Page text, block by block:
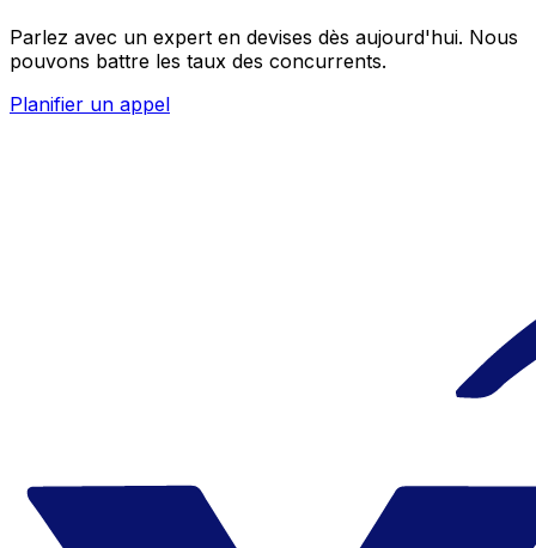
Parlez avec un expert en devises dès aujourd'hui. Nous
pouvons battre les taux des concurrents.
Planifier un appel